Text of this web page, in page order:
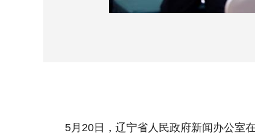
5月20日，辽宁省人民政府新闻办公室在